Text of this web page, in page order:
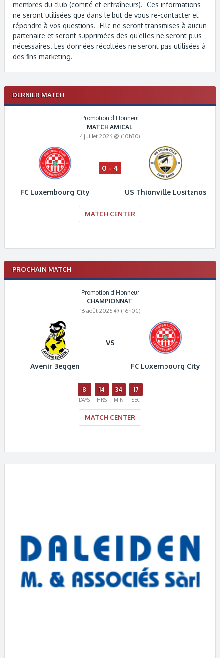
membres du club (comité et entraîneurs). Ces informations
ne seront utilisées que dans le but de vous re-contacter et
répondre à vos questions. Elle ne seront transmises à aucun
partenaire et seront supprimées dès qu’elles ne seront plus
nécessaires. Les données récoltées ne seront pas utilisées à
des fins marketing.
DERNIER MATCH
Promotion d'Honneur
MATCH AMICAL
4 juillet 2026 @ (10h30)
FC Luxembourg City
0 - 4
US Thionville Lusitanos
MATCH CENTER
PROCHAIN MATCH
Promotion d'Honneur
CHAMPIONNAT
16 août 2026 @ (16h00)
Avenir Beggen
VS
FC Luxembourg City
8
DAYS
14
HRS
34
MIN
16
SEC
MATCH CENTER